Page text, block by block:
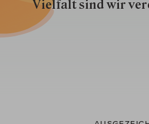
Vielfalt sind wir